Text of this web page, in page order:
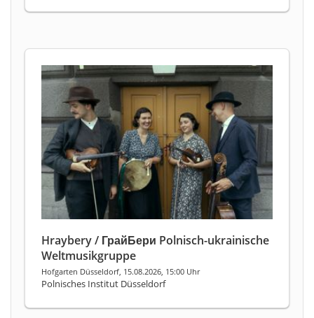
Hraybery / ГрайБери Polnisch-ukrainische
Weltmusikgruppe
Hofgarten Düsseldorf, 15.08.2026, 15:00 Uhr
Polnisches Institut Düsseldorf